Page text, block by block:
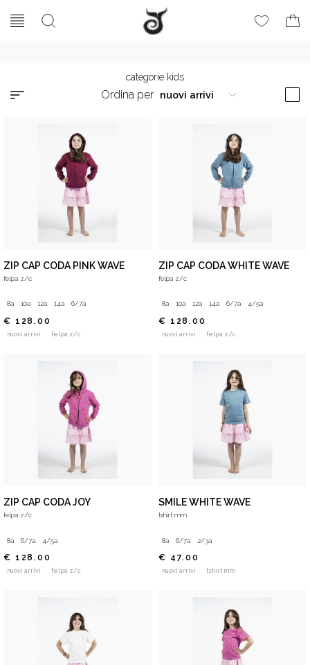
categorie kids
Ordina per
ZIP CAP CODA PINK WAVE
felpa z/c
8a 10a 12a 14a 6/7a
€ 128.00
nuovi arrivi felpa z/c
ZIP CAP CODA WHITE WAVE
felpa z/c
8a 10a 12a 14a 6/7a 4/5a
€ 128.00
nuovi arrivi felpa z/c
ZIP CAP CODA JOY
felpa z/c
8a 6/7a 4/5a
€ 128.00
nuovi arrivi felpa z/c
SMILE WHITE WAVE
tshirt mm
8a 6/7a 2/3a
€ 47.00
nuovi arrivi tshirt mm